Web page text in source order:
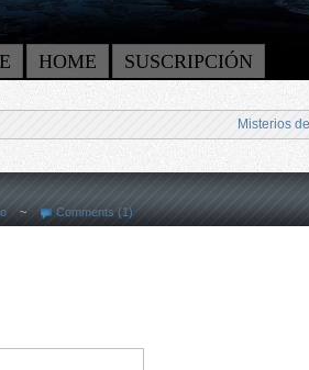
HOME SUSCRIPCIÓN
Misterios
~ Comments (1)